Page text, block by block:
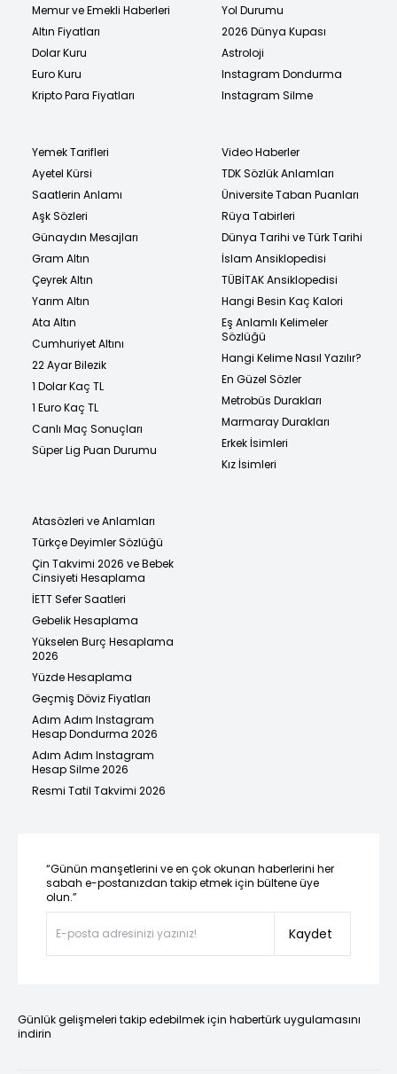
Memur ve Emekli Haberleri
Altın Fiyatları
Dolar Kuru
Euro Kuru
Kripto Para Fiyatları
Yol Durumu
2026 Dünya Kupası
Astroloji
Instagram Dondurma
Instagram Silme
Yemek Tarifleri
Ayetel Kürsi
Saatlerin Anlamı
Aşk Sözleri
Günaydın Mesajları
Gram Altın
Çeyrek Altın
Yarım Altın
Ata Altın
Cumhuriyet Altını
22 Ayar Bilezik
1 Dolar Kaç TL
1 Euro Kaç TL
Canlı Maç Sonuçları
Süper Lig Puan Durumu
Video Haberler
TDK Sözlük Anlamları
Üniversite Taban Puanları
Rüya Tabirleri
Dünya Tarihi ve Türk Tarihi
İslam Ansiklopedisi
TÜBİTAK Ansiklopedisi
Hangi Besin Kaç Kalori
Eş Anlamlı Kelimeler
Sözlüğü
Hangi Kelime Nasıl Yazılır?
En Güzel Sözler
Metrobüs Durakları
Marmaray Durakları
Erkek İsimleri
Kız İsimleri
Atasözleri ve Anlamları
Türkçe Deyimler Sözlüğü
Çin Takvimi 2026 ve Bebek
Cinsiyeti Hesaplama
İETT Sefer Saatleri
Gebelik Hesaplama
Yükselen Burç Hesaplama
2026
Yüzde Hesaplama
Geçmiş Döviz Fiyatları
Adım Adım Instagram
Hesap Dondurma 2026
Adım Adım Instagram
Hesap Silme 2026
Resmi Tatil Takvimi 2026
“Günün manşetlerini ve en çok okunan haberlerini her
sabah e-postanızdan takip etmek için bültene üye
olun.”
Kaydet
Günlük gelişmeleri takip edebilmek için habertürk uygulamasını
indirin